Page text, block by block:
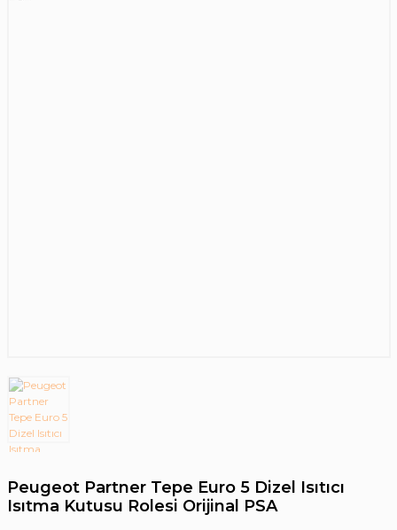
Peugeot Partner Tepe Euro 5 Dizel Isıtıcı
Isıtma Kutusu Rolesi Orijinal PSA